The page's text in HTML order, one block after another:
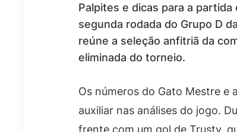
Palpites e dicas para a
segunda rodada do Grupo D
reúne a seleção anfitriã da
eliminada do torneio.
Os números do Gato Mestre e
auxiliar nas análises do jogo.
frente com um gol de Trusty,